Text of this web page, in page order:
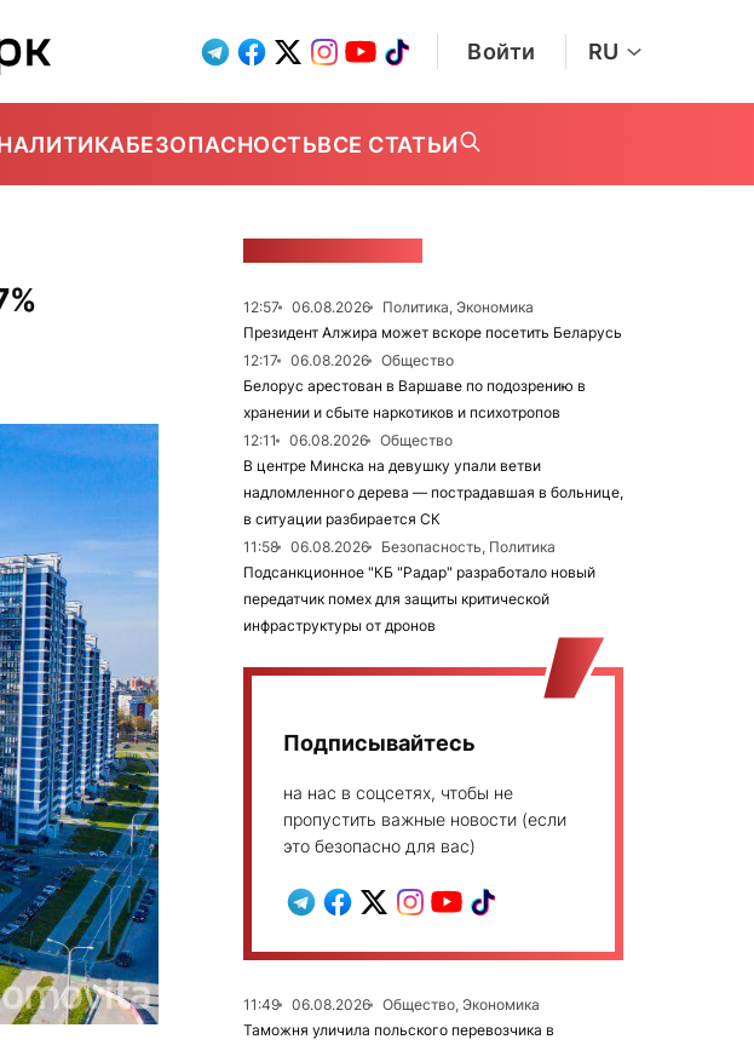
Войти RU
БЕЗОПАСНОСТЬВСЕ СТАТЬИ
12:57 06.08.2026
Политика, Экономика
Президент Алжира может вскоре посетить Беларусь
12:17
06.08.2026
Общество
Белорус арестован в Варшаве по подозрению в
хранении и сбыте наркотиков и психотропов
12:11
06.08.2026
Общество
В центре Минска на девушку упали ветви
надломленного дерева — пострадавшая в больнице,
в ситуации разбирается СК
11:58
06.08.2026
Безопасность, Политика
Подсанкционное "КБ "Радар" разработало новый
передатчик помех для защиты критической
инфраструктуры от дронов
Подписывайтесь
на нас в соцсетях, чтобы не
пропустить важные новости (если
это безопасно для вас)
11:49 06.08.2026
Общество, Экономика
Таможня уличила польского перевозчика в